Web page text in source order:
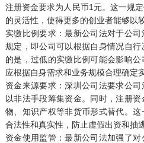
注册资金要求为人民币1元。这一规
的灵活性，使得更多的创业者能够以
实缴比例要求：最新公司法对于公
规定，即公司可以根据自身情况自
的是，过低的实缴比例可能会影响
应根据自身需求和业务规模合理确定
资金来源要求：深圳公司法要求公
以非法手段筹集资金。同时，注册
物、知识产权等非货币形式替代。
合法性和真实性，防止虚假出资和抽
资金使用监管：最新公司法加强了对